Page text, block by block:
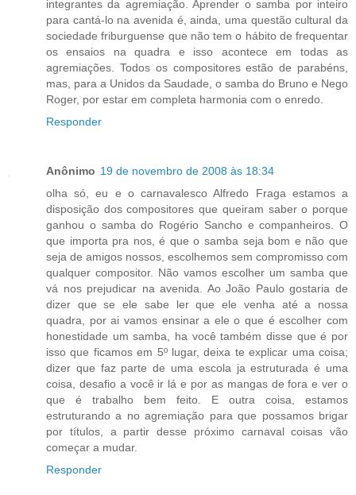
integrantes da agremiação. Aprender o samba por inteiro
para cantá-lo na avenida é, ainda, uma questão cultural da
sociedade friburguense que não tem o hábito de frequentar
os ensaios na quadra e isso acontece em todas as
agremiações. Todos os compositores estão de parabéns,
mas, para a Unidos da Saudade, o samba do Bruno e Nego
Roger, por estar em completa harmonia com o enredo.
Responder
Anônimo 19 de novembro de 2008 às 18:34
olha só, eu e o carnavalesco Alfredo Fraga estamos a
disposição dos compositores que queiram saber o porque
ganhou o samba do Rogério Sancho e companheiros. O
que importa pra nos, é que o samba seja bom e não que
seja de amigos nossos, escolhemos sem compromisso com
qualquer compositor. Não vamos escolher um samba que
vá nos prejudicar na avenida. Ao João Paulo gostaria de
dizer que se ele sabe ler que ele venha até a nossa
quadra, por ai vamos ensinar a ele o que é escolher com
honestidade um samba, ha você também disse que é por
isso que ficamos em 5º lugar, deixa te explicar uma coisa;
dizer que faz parte de uma escola ja estruturada é uma
coisa, desafio a você ir lá e por as mangas de fora e ver o
que é trabalho bem feito. E outra coisa, estamos
estruturando a no agremiação para que possamos brigar
por títulos, a partir desse próximo carnaval coisas vão
começar a mudar.
Responder